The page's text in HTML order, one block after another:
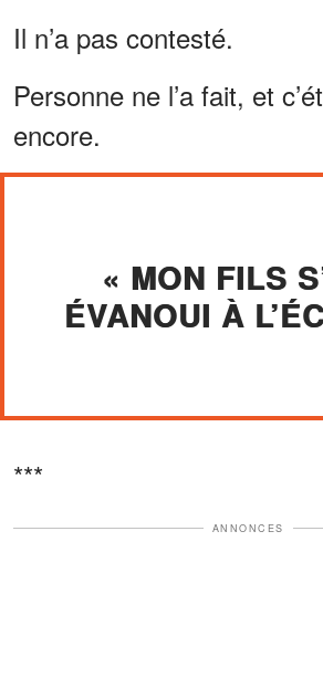
Il n’a pas contesté.
Personne ne l’a fait, et
encore.
« MON FILS
ÉVANOUI À
***
ANNONCES